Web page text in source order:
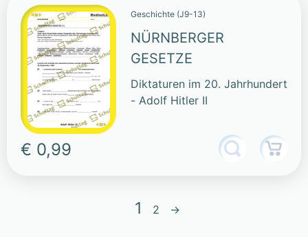
Geschichte (J9-13)
NÜRNBERGER
GESETZE
Diktaturen im 20. Jahrhundert
- Adolf Hitler II
€ 0,99
1 2 →